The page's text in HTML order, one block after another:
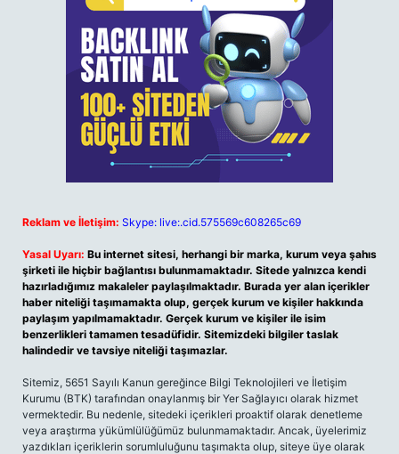
Reklam ve İletişim: Skype: live:.cid.575569c608265c69
Yasal Uyarı: Bu internet sitesi, herhangi bir marka, kurum veya şahıs
şirketi ile hiçbir bağlantısı bulunmamaktadır. Sitede yalnızca kendi
hazırladığımız makaleler paylaşılmaktadır. Burada yer alan içerikler
haber niteliği taşımamakta olup, gerçek kurum ve kişiler hakkında
paylaşım yapılmamaktadır. Gerçek kurum ve kişiler ile isim
benzerlikleri tamamen tesadüfidir. Sitemizdeki bilgiler taslak
halindedir ve tavsiye niteliği taşımazlar.
Sitemiz, 5651 Sayılı Kanun gereğince Bilgi Teknolojileri ve İletişim
Kurumu (BTK) tarafından onaylanmış bir Yer Sağlayıcı olarak hizmet
vermektedir. Bu nedenle, sitedeki içerikleri proaktif olarak denetleme
veya araştırma yükümlülüğümüz bulunmamaktadır. Ancak, üyelerimiz
yazdıkları içeriklerin sorumluluğunu taşımakta olup, siteye üye olarak